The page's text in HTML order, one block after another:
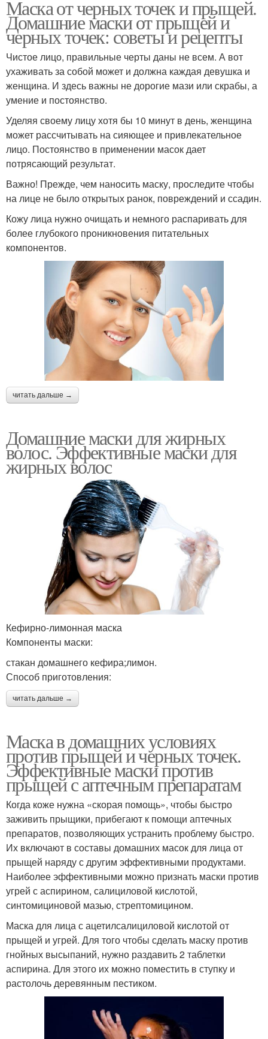
Маска от черных точек и прыщей.
Домашние маски от прыщей и
черных точек: советы и рецепты
Чистое лицо, правильные черты даны не всем. А вот
ухаживать за собой может и должна каждая девушка и
женщина. И здесь важны не дорогие мази или скрабы, а
умение и постоянство.
Уделяя своему лицу хотя бы 10 минут в день, женщина
может рассчитывать на сияющее и привлекательное
лицо. Постоянство в применении масок дает
потрясающий результат.
Важно! Прежде, чем наносить маску, проследите чтобы
на лице не было открытых ранок, повреждений и ссадин.
Кожу лица нужно очищать и немного распаривать для
более глубокого проникновения питательных
компонентов.
читать дальше →
Домашние маски для жирных
волос. Эффективные маски для
жирных волос
Кефирно-лимонная маска
Компоненты маски:
стакан домашнего кефира;лимон.
Способ приготовления:
читать дальше →
Маска в домашних условиях
против прыщей и черных точек.
Эффективные маски против
прыщей с аптечным препаратам
Когда коже нужна «скорая помощь», чтобы быстро
заживить прыщики, прибегают к помощи аптечных
препаратов, позволяющих устранить проблему быстро.
Их включают в составы домашних масок для лица от
прыщей наряду с другим эффективными продуктами.
Наиболее эффективными можно признать маски против
угрей с аспирином, салициловой кислотой,
синтомициновой мазью, стрептомицином.
Маска для лица с ацетилсалициловой кислотой от
прыщей и угрей. Для того чтобы сделать маску против
гнойных высыпаний, нужно раздавить 2 таблетки
аспирина. Для этого их можно поместить в ступку и
растолочь деревянным пестиком.